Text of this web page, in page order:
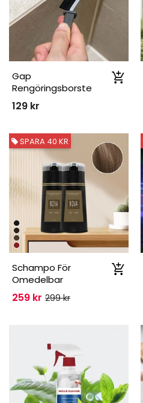
Gap
Rengöringsborste
129 kr
SPARA 40 KR
Schampo För
Omedelbar
Färgning
259 kr 299 kr